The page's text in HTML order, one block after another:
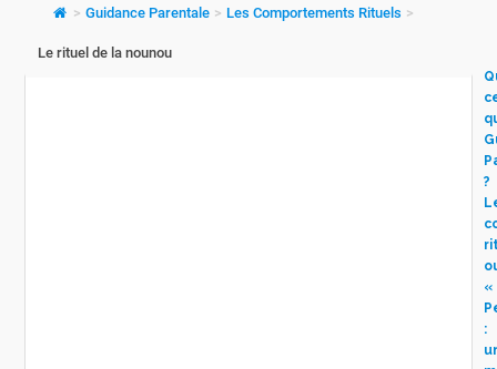
> Guidance Parentale > Les Comportements Rituels >
Le rituel de la nounou
?
«
: